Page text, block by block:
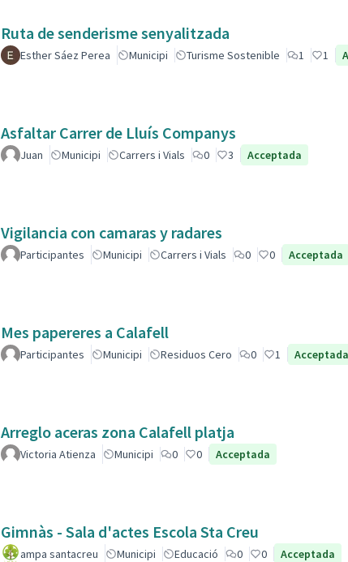
Ruta de senderisme senyalitzada
Esther Sáez Perea Municipi Turisme Sostenible 1 1
Asfaltar Carrer de Lluís Companys
Juan Municipi Carrers i Vials 0 3 Acceptada
Vigilancia con camaras y radares
Participantes Municipi Carrers i Vials 0 0 Acceptada
Mes papereres a Calafell
Participantes Municipi Residuos Cero 0 1 Acceptada
Arreglo aceras zona Calafell platja
Victoria Atienza Municipi 0 0 Acceptada
Gimnàs - Sala d'actes Escola Sta Creu
ampa santacreu Municipi Educació 0 0 Acceptada